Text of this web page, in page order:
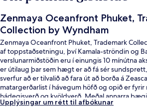
Zenmaya Oceanfront Phuket,
Collection by Wyndham
Zenmaya Oceanfront Phuket, Trademark
af toppstaðsetningu, því Kamala-ströndin og
verslunarmiðstöðin eru í einungis 10 mínútna
er útilaug þar sem hægt er að fá sér
sverfur að er tilvalið að fara út að borða á
matargerðarlist í hávegum höfð og opið er
hádegisverð og kvöldverð. Meðal annarra
vandláta eru bar við sundlaugarbakkann og bar/
Upplýsingar um rétt til afbókunar